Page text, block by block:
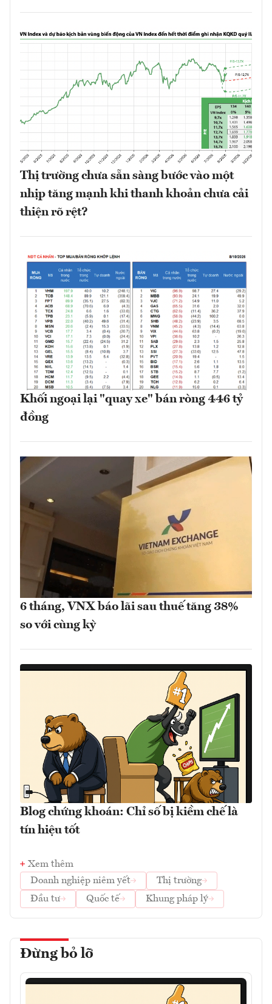
Thị trường chưa sẵn sàng bước vào một
nhịp tăng mạnh khi thanh khoản chưa cải
thiện rõ rệt?
Khối ngoại lại "quay xe" bán ròng 446 tỷ
đồng
6 tháng, VNX báo lãi sau thuế tăng 38%
so với cùng kỳ
Blog chứng khoán: Chỉ số bị kiềm chế là
tín hiệu tốt
Xem thêm
Doanh nghiệp niêm yết
Thị trường
Đầu tư
Quốc tế Khung pháp lý
Đừng bỏ lỡ